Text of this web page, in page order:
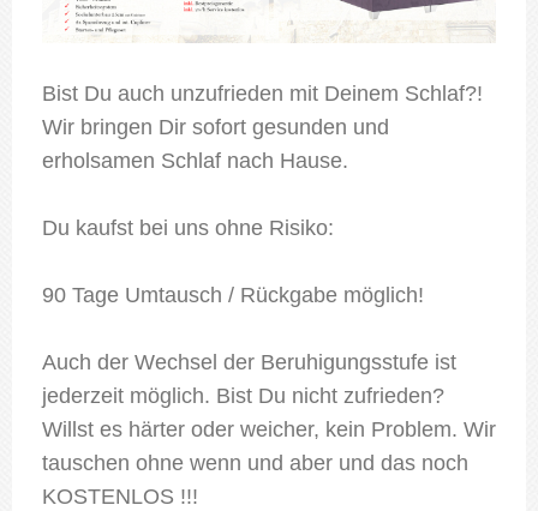
Bist Du auch unzufrieden mit Deinem Schlaf?!
Wir bringen Dir sofort gesunden und
erholsamen Schlaf nach Hause.
Du kaufst bei uns ohne Risiko:
90 Tage Umtausch / Rückgabe möglich!
Auch der Wechsel der Beruhigungsstufe ist
jederzeit möglich. Bist Du nicht zufrieden?
Willst es härter oder weicher, kein Problem. Wir
tauschen ohne wenn und aber und das noch
KOSTENLOS !!!